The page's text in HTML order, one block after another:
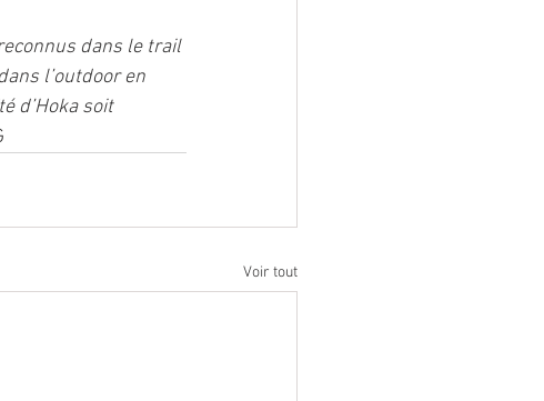
dans le trail
l’outdoor en
d’Hoka soit
Voir tout